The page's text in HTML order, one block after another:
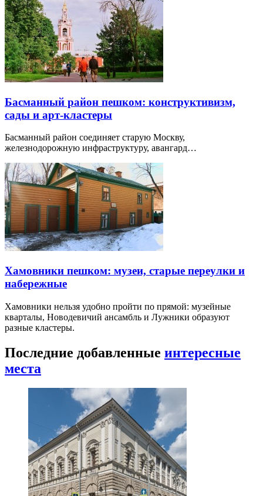
Басманный район пешком: конструктивизм,
сады и арт-кластеры
Басманный район соединяет старую Москву,
железнодорожную инфраструктуру, авангард…
Хамовники пешком: музеи, старые переулки и
набережные
Хамовники нельзя удобно пройти по прямой: музейные
кварталы, Новодевичий ансамбль и Лужники образуют
разные кластеры.
Последние добавленные интересные
места